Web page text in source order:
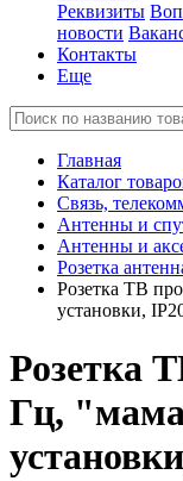
Реквизиты
новости
Контакты
Еще
Главная
Каталог
Связь,
Антенны и
Антенны и
Розетка
Розетка TВ
установки,
Розетка
Гц,